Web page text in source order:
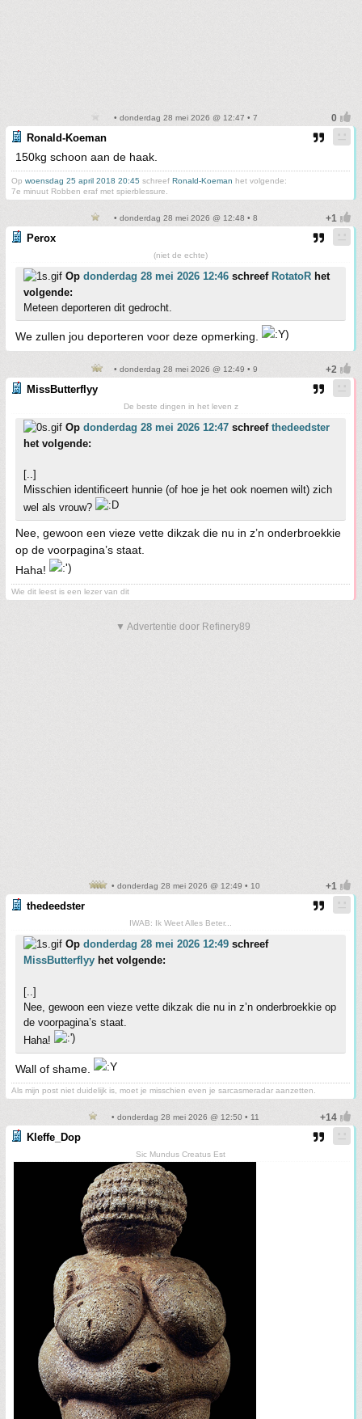
• donderdag 28 mei 2026 @ 12:47 • 7
Ronald-Koeman
150kg schoon aan de haak.
Op woensdag 25 april 2018 20:45 schreef Ronald-Koeman het volgende:
7e minuut Robben eraf met spierblessure.
• donderdag 28 mei 2026 @ 12:48 • 8
Perox
(niet de echte)
Op donderdag 28 mei 2026 12:46 schreef RotatoR het
volgende:
Meteen deporteren dit gedrocht.
We zullen jou deporteren voor deze opmerking.
• donderdag 28 mei 2026 @ 12:49 • 9
MissButterflyy
De beste dingen in het leven z
Op donderdag 28 mei 2026 12:47 schreef thedeedster
het volgende:
[..]
Misschien identificeert hunnie (of hoe je het ook noemen wilt) zich
wel als vrouw?
Nee, gewoon een vieze vette dikzak die nu in z’n onderbroekkie
op de voorpagina’s staat.
Haha!
Wie dit leest is een lezer van dit
▼ Advertentie door Refinery89
• donderdag 28 mei 2026 @ 12:49 • 10
thedeedster
IWAB: Ik Weet Alles Beter...
Op donderdag 28 mei 2026 12:49 schreef
MissButterflyy het volgende:
[..]
Nee, gewoon een vieze vette dikzak die nu in z’n onderbroekkie op
de voorpagina’s staat.
Haha!
Wall of shame.
Als mijn post niet duidelijk is, moet je misschien even je sarcasmeradar aanzetten.
• donderdag 28 mei 2026 @ 12:50 • 11
Kleffe_Dop
Sic Mundus Creatus Est